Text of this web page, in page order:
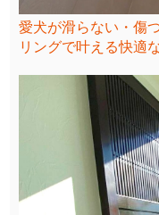
愛犬が滑らない・傷
リングで叶える快適